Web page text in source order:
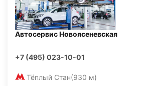
Автосервис Новоясеневская
+7 (495) 023-10-01
Тёплый Стан(930 м)